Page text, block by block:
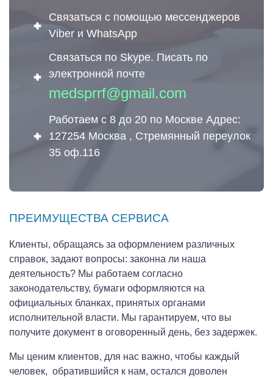
Связаться с помощью мессенджеров
Viber и WhatsApp
Связаться по Skype. Писать по
электронной почте
medsprrf@gmail.com
Работаем с 8 до 20 по Москве Адрес:
127254 Москва , Стремянный переулок
35 оф.116
ПРЕИМУЩЕСТВА СЕРВИСА
Клиенты, обращаясь за оформлением различных
справок, задают вопросы: законна ли наша
деятельность? Мы работаем согласно
законодательству, бумаги оформляются на
официальных бланках, принятых органами
исполнительной власти. Мы гарантируем, что вы
получите документ в оговоренный день, без задержек.
Мы ценим клиентов, для нас важно, чтобы каждый
человек, обратившийся к нам, остался доволен